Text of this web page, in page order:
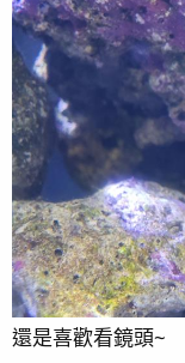
還是喜歡看鏡頭~